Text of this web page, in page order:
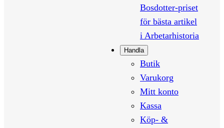
Bosdotter-priset
för bästa artikel
i Arbetarhistoria
Handla
Butik
Varukorg
Mitt konto
Kassa
Köp- &